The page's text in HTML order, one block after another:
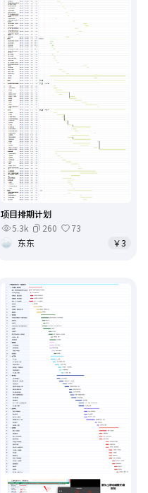
项目排期计划
5.3k
260
73
东东
￥3